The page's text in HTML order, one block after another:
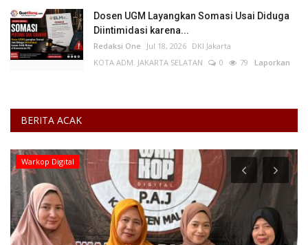
Dosen UGM Layangkan Somasi Usai Diduga
Diintimidasi karena...
Redaksi One Jul 18, 2026 DKI Jakarta
KOTA ADM. JAKARTA SELATAN
0 79 Laporkan
BERITA ACAK
Warkop Digital